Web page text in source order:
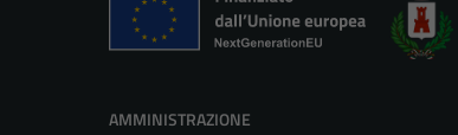
AMMINISTRAZIONE